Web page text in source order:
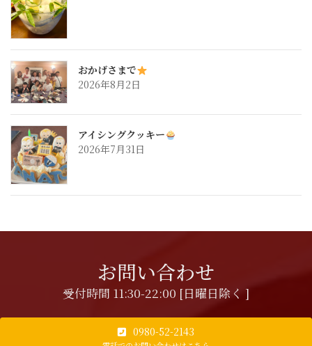
おかげさまで
2026年8月2日
アイシングクッキー
2026年7月31日
お問い合わせ
受付時間 11:30-22:00 [日曜日除く ]
0980-52-2143